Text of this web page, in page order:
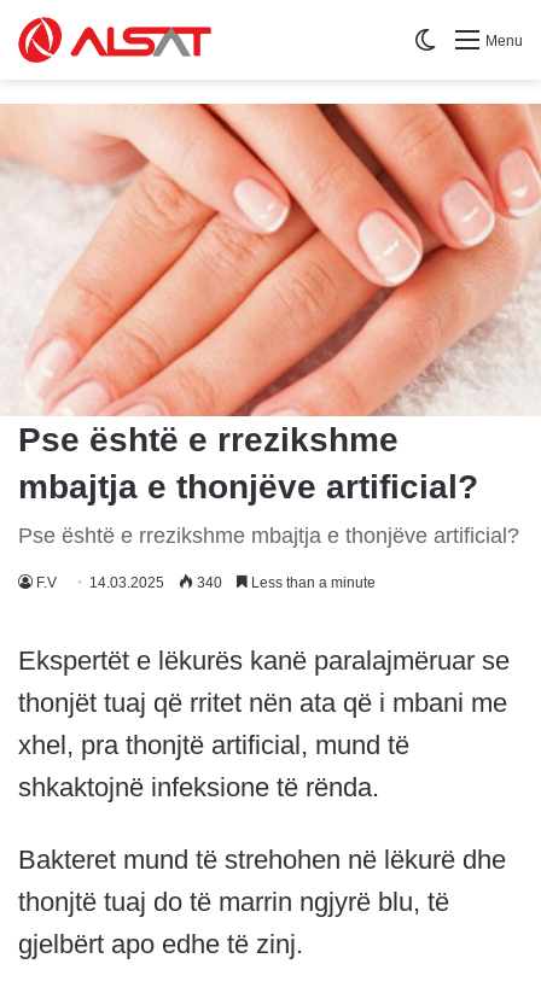
Menu
Switch skin
Pse është e rrezikshme
mbajtja e thonjëve artificial?
Pse është e rrezikshme mbajtja e thonjëve artificial?
F.V 14.03.2025 340 Less than a minute
Ekspertët e lëkurës kanë paralajmëruar se
thonjët tuaj që rritet nën ata që i mbani me
xhel, pra thonjtë artificial, mund të
shkaktojnë infeksione të rënda.
Bakteret mund të strehohen në lëkurë dhe
thonjtë tuaj do të marrin ngjyrë blu, të
gjelbërt apo edhe të zinj.